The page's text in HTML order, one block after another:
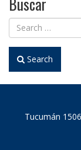
Search
Tucumán